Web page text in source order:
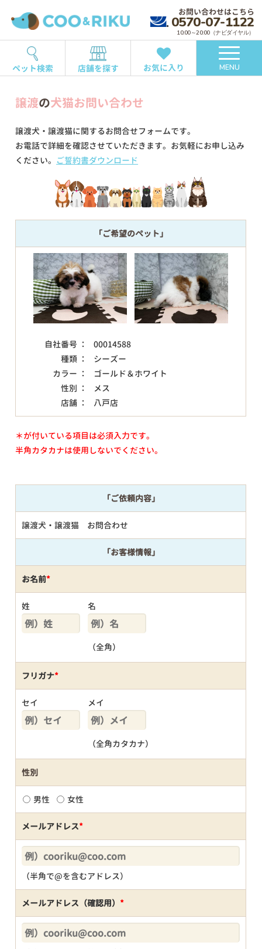
お問い合わせはこちら
0570-07-1122
10:00～20:00（ナビダイヤル）
ペット検索 店舗を探す お気に入り MENU
譲渡の犬猫お問い合わせ
譲渡犬・譲渡猫に関するお問合せフォームです。
お電話で詳細を確認させていただきます。お気軽にお申し込み
ください。 ご誓約書ダウンロード
「ご希望のペット」
自社番号 ：
00014588
種類 ：
シーズー
カラー ：
ゴールド＆ホワイト
性別 ：
メス
店舗 ：
八戸店
＊が付いている項目は必須入力です。
半角カタカナは使用しないでください。
「ご依頼内容」
譲渡犬・譲渡猫 お問合わせ
「お客様情報」
お名前*
姓 名
（全角）
フリガナ*
セイ メイ
（全角カタカナ）
性別
男性 女性
メールアドレス*
（半角で@を含むアドレス）
メールアドレス（確認用） *